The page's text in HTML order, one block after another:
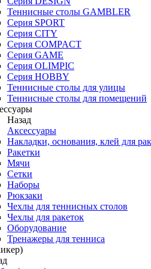
Теннисные столы GAMBLER
Серия SPORT
Серия CITY
Серия COMPACT
Серия GAME
Серия OLIMPIC
Серия HOBBY
Теннисные столы для улицы
Теннисные столы для помещений
Назад
Аксессуары
Накладки, основания, клей для
Ракетки
Мячи
Сетки
Наборы
Рюкзаки
Чехлы для теннисных столов
Чехлы для ракеток
Оборудование
Тренажеры для тенниса